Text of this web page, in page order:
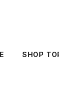
SHOP